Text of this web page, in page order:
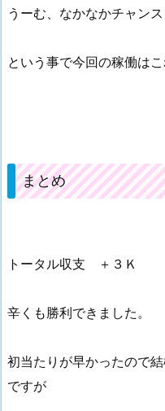
うーむ、なかなかチャン
という事で今回の稼働はこ
まとめ
トータル収支 ＋３Ｋ
辛くも勝利できました。
初当たりが早かったので
ですが